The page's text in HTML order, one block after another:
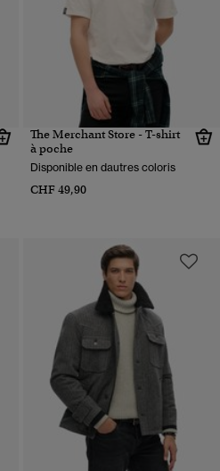
The Merchant Store - T-shirt
à poche
Disponible en dautres coloris
CHF 49,90